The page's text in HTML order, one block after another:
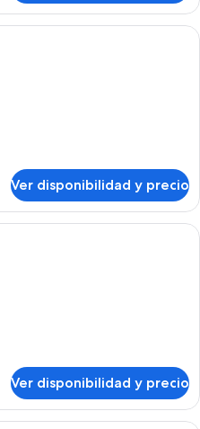
Habitación de hotel con cama,
Ver disponibilidad y precio
Habitación de hotel con dos camas,
Ver disponibilidad y precio